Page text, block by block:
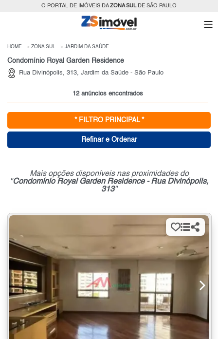
O PORTAL DE IMÓVEIS DAZONA SULDE SÃO PAULO
HOME ZONA SUL JARDIM DA SAÚDE
Condomínio Royal Garden Residence
Rua Divinópolis, 313, Jardim da Saúde - São Paulo
12 anúncios encontrados
* FILTRO PRINCIPAL *
Refinar e Ordenar
Mais opções disponíveis nas proximidades do
"Condomínio Royal Garden Residence - Rua Divinópolis,
313"